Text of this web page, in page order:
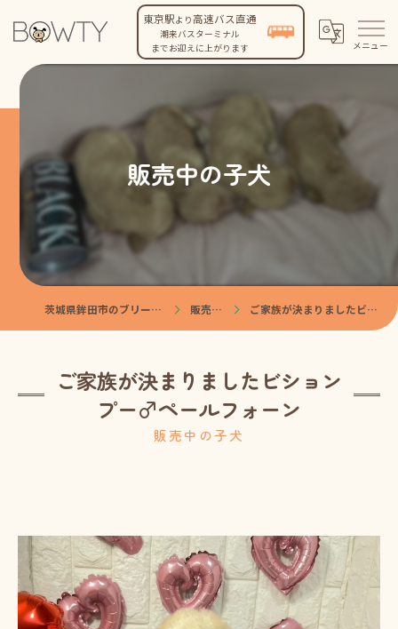
東京駅より高速バス直通
潮来バスターミナル
までお迎えに上がります
販売中の子犬
茨城県鉾田市のブリーダーなら株式会社BOWTY 販売中の子犬 ご家族が決まりましたビションプー♂ペールフォーン
販売中の子犬
ご家族が決まりましたビション
プー♂ペールフォーン